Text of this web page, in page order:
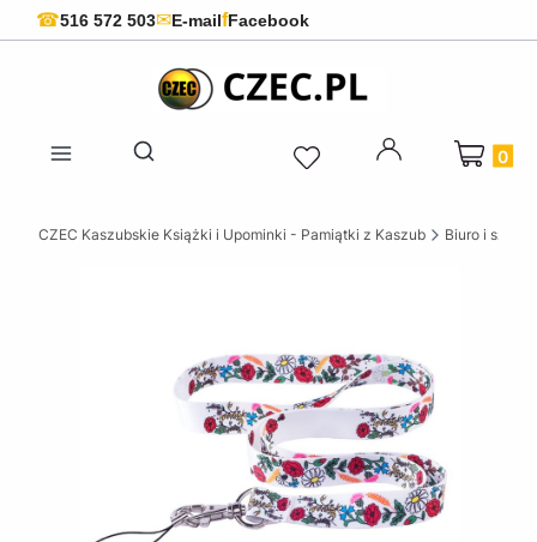
☎516 572 503✉E-mailfFacebook
Otwórz wyszukiwarkę
Produkty
CZEC Kaszubskie Książki i Upominki - Pamiątki z Kaszub Biuro i